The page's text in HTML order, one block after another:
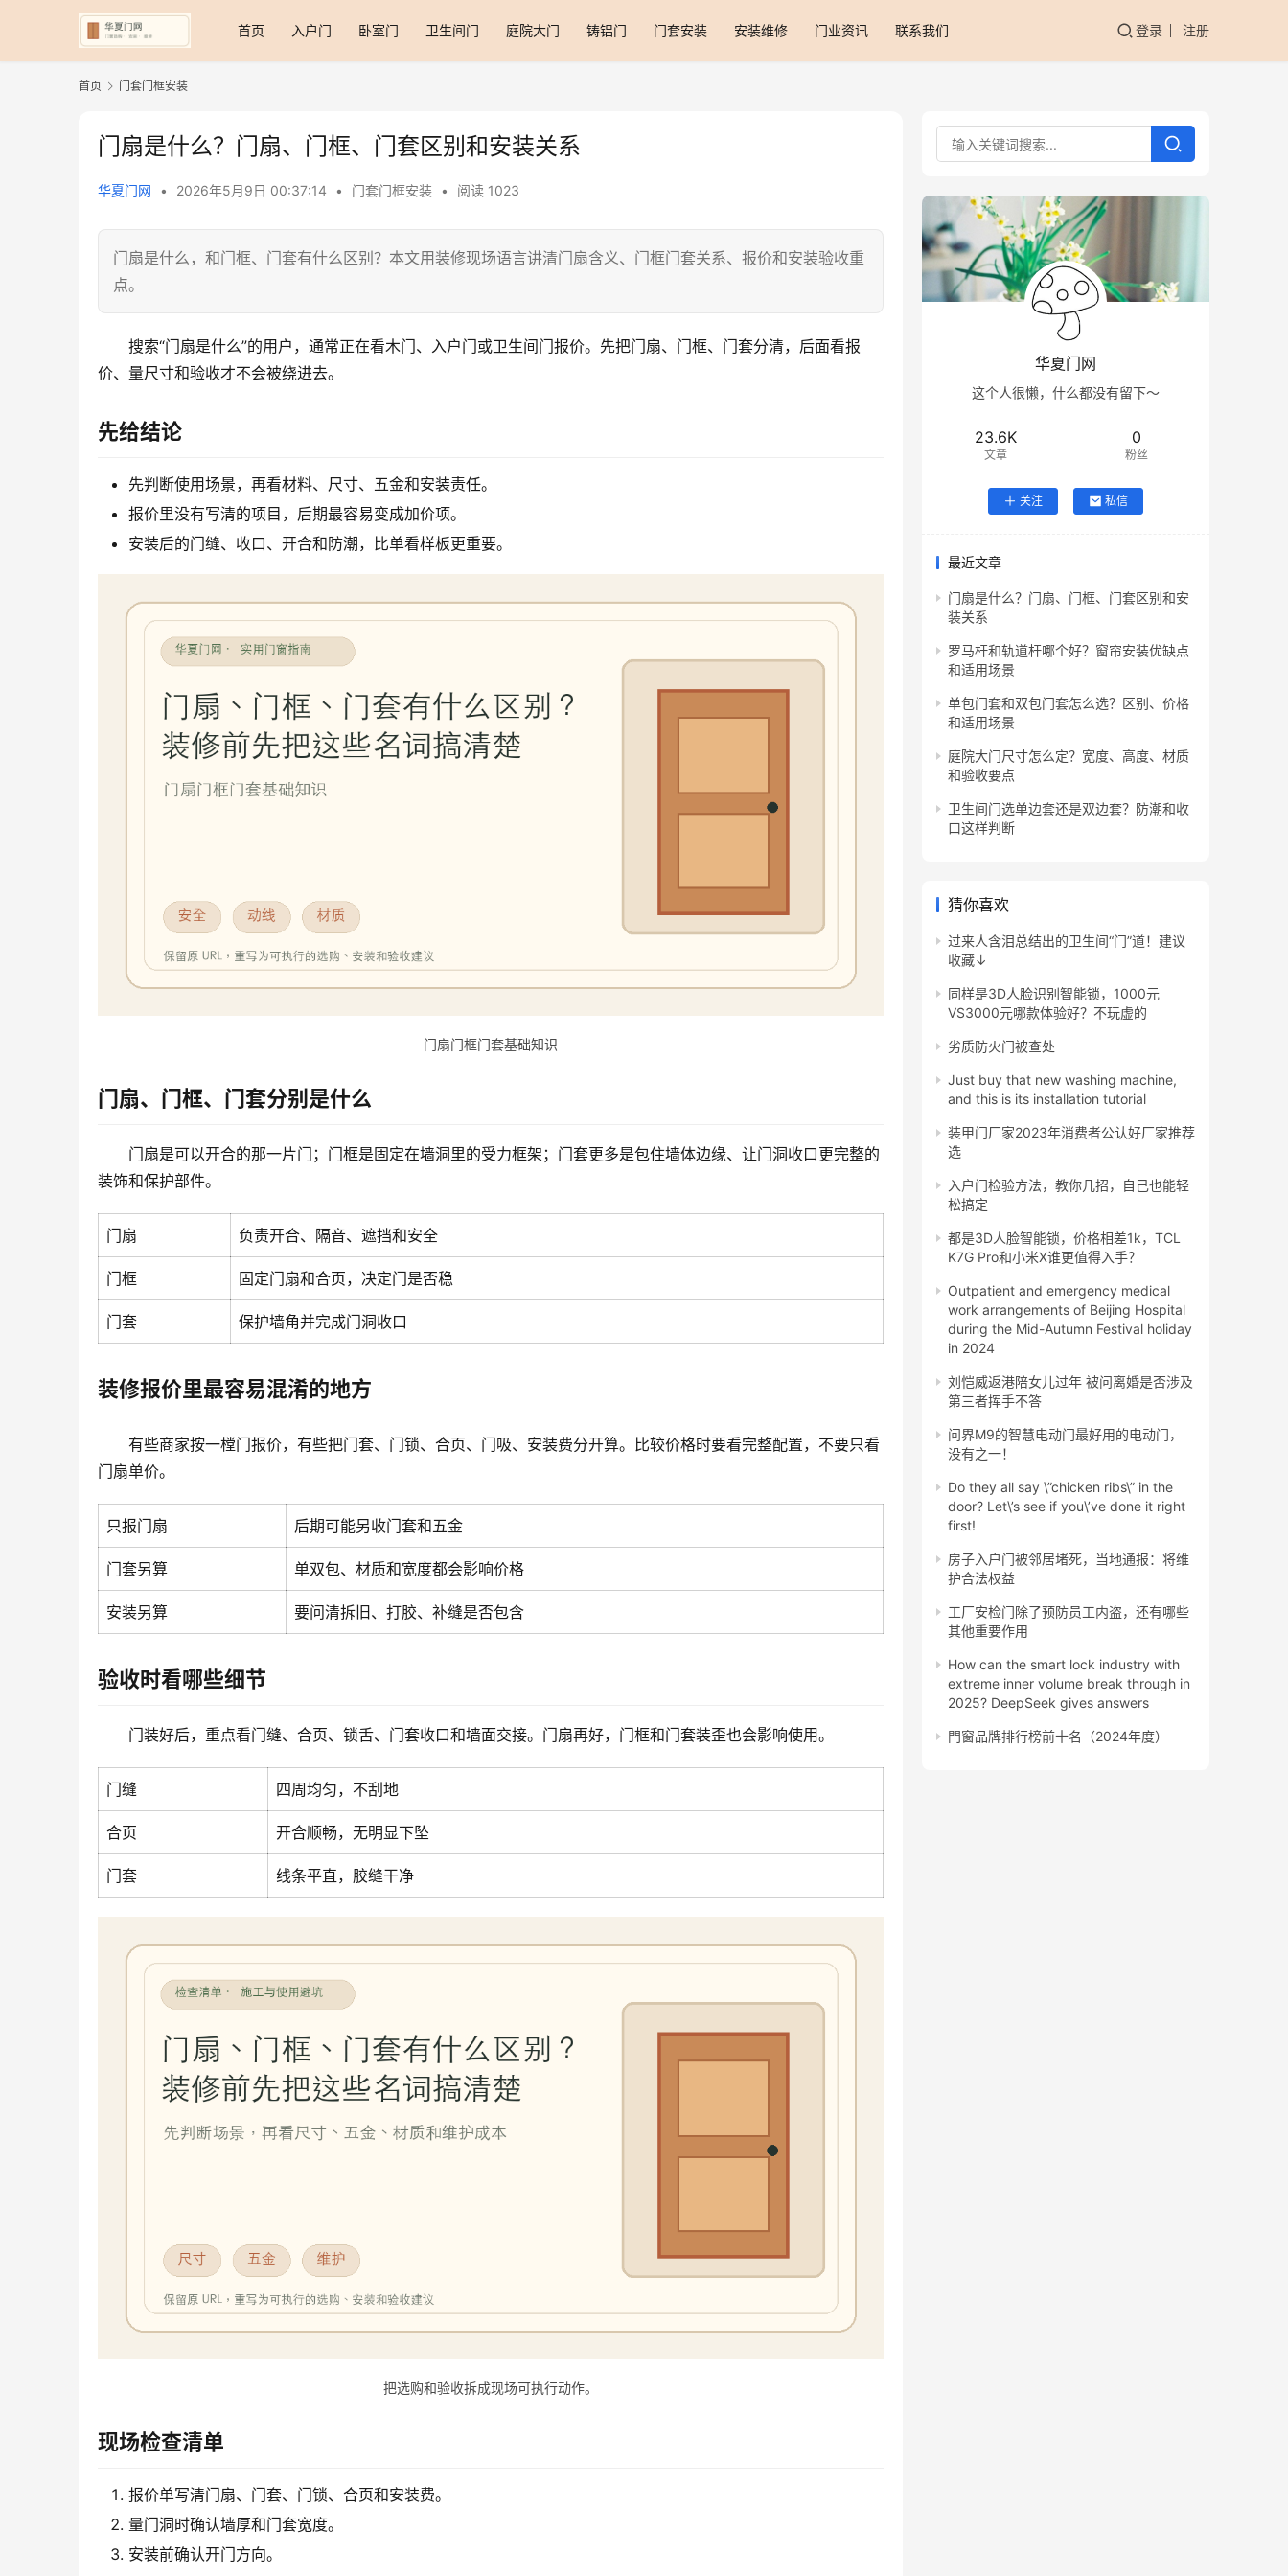
首页 入户门 卧室门 卫生间门 庭院大门 铸铝门 门套安装 安装维修 门业资讯 联系我们 登录 注册
首页 门套门框安装
门扇是什么？门扇、门框、门套区别和安装关系
华夏门网 • 2026年5月9日 00:37:14 • 门套门框安装 • 阅读 1023
门扇是什么，和门框、门套有什么区别？本文用装修现场语言讲清门扇含义、门框门套关系、报价和安装验收重
点。
搜索“门扇是什么”的用户，通常正在看木门、入户门或卫生间门报价。先把门扇、门框、门套分清，后面看报
价、量尺寸和验收才不会被绕进去。
先给结论
先判断使用场景，再看材料、尺寸、五金和安装责任。
报价里没有写清的项目，后期最容易变成加价项。
安装后的门缝、收口、开合和防潮，比单看样板更重要。
门扇门框门套基础知识
门扇、门框、门套分别是什么
门扇是可以开合的那一片门；门框是固定在墙洞里的受力框架；门套更多是包住墙体边缘、让门洞收口更完整的
装饰和保护部件。
门扇 负责开合、隔音、遮挡和安全
门框 固定门扇和合页，决定门是否稳
门套 保护墙角并完成门洞收口
装修报价里最容易混淆的地方
有些商家按一樘门报价，有些把门套、门锁、合页、门吸、安装费分开算。比较价格时要看完整配置，不要只看
门扇单价。
只报门扇 后期可能另收门套和五金
门套另算 单双包、材质和宽度都会影响价格
安装另算 要问清拆旧、打胶、补缝是否包含
验收时看哪些细节
门装好后，重点看门缝、合页、锁舌、门套收口和墙面交接。门扇再好，门框和门套装歪也会影响使用。
门缝 四周均匀，不刮地
合页 开合顺畅，无明显下坠
门套 线条平直，胶缝干净
把选购和验收拆成现场可执行动作。
现场检查清单
报价单写清门扇、门套、门锁、合页和安装费。
量门洞时确认墙厚和门套宽度。
安装前确认开门方向。
华夏门网
这个人很懒，什么都没有留下～
23.6K
文章
0
粉丝
关注 私信
最近文章
门扇是什么？门扇、门框、门套区别和安
装关系
罗马杆和轨道杆哪个好？窗帘安装优缺点
和适用场景
单包门套和双包门套怎么选？区别、价格
和适用场景
庭院大门尺寸怎么定？宽度、高度、材质
和验收要点
卫生间门选单边套还是双边套？防潮和收
口这样判断
猜你喜欢
过来人含泪总结出的卫生间“门”道！建议
收藏↓
同样是3D人脸识别智能锁，1000元
VS3000元哪款体验好？不玩虚的
劣质防火门被查处
Just buy that new washing machine,
and this is its installation tutorial
装甲门厂家2023年消费者公认好厂家推荐
选
入户门检验方法，教你几招，自己也能轻
松搞定
都是3D人脸智能锁，价格相差1k，TCL
K7G Pro和小米X谁更值得入手？
Outpatient and emergency medical
work arrangements of Beijing Hospital
during the Mid-Autumn Festival holiday
in 2024
刘恺威返港陪女儿过年 被问离婚是否涉及
第三者挥手不答
问界M9的智慧电动门最好用的电动门，
没有之一！
Do they all say \”chicken ribs\” in the
door? Let\’s see if you\’ve done it right
first!
房子入户门被邻居堵死，当地通报：将维
护合法权益
工厂安检门除了预防员工内盗，还有哪些
其他重要作用
How can the smart lock industry with
extreme inner volume break through in
2025? DeepSeek gives answers
門窗品牌排行榜前十名（2024年度）